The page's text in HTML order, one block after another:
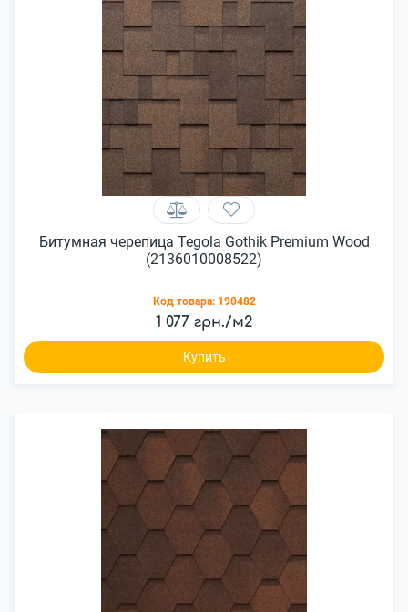
Битумная черепица Tegola Gothik Premium Wood
(2136010008522)
Код товара: 190482
1 077 грн./м2
Купить